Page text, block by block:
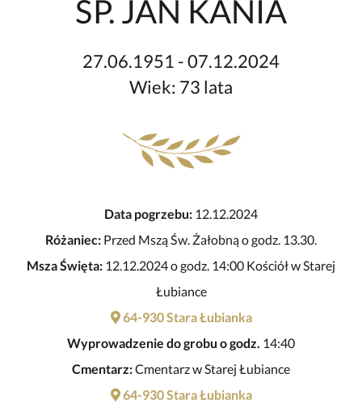
ŚP. JAN KANIA
27.06.1951 - 07.12.2024
Wiek: 73 lata
Data pogrzebu: 12.12.2024
Różaniec: Przed Mszą Św. Żałobną o godz. 13.30.
Msza Święta: 12.12.2024 o godz. 14:00 Kościół w Starej
Łubiance
64-930 Stara Łubianka
Wyprowadzenie do grobu o godz. 14:40
Cmentarz:Cmentarz w Starej Łubiance
64-930 Stara Łubianka